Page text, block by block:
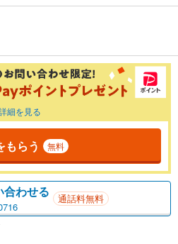
細を見る
もらう 無料
合わせる 通話料無料